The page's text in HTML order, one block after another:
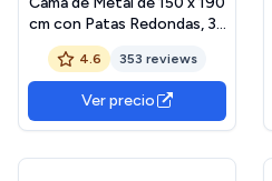
cm con Patas Redondas, 36
cm de Altura, Marco de
Cama con somier de láminas
de Metal, Negro
4.6 353 reviews
Ver precio